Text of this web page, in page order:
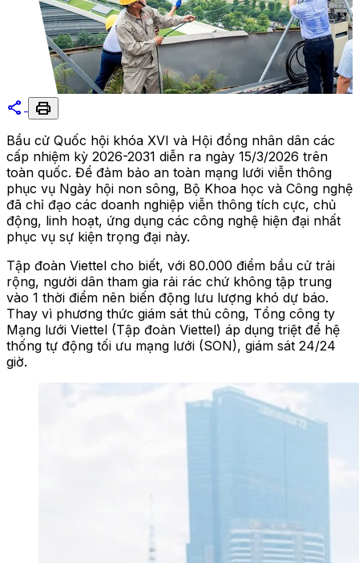
share print
Bầu cử Quốc hội khóa XVI và Hội đồng nhân dân các
cấp nhiệm kỳ 2026-2031 diễn ra ngày 15/3/2026 trên
toàn quốc. Để đảm bảo an toàn mạng lưới viễn thông
phục vụ Ngày hội non sông, Bộ Khoa học và Công nghệ
đã chỉ đạo các doanh nghiệp viễn thông tích cực, chủ
động, linh hoạt, ứng dụng các công nghệ hiện đại nhất
phục vụ sự kiện trọng đại này.
Tập đoàn Viettel cho biết, với 80.000 điểm bầu cử trải
rộng, người dân tham gia rải rác chứ không tập trung
vào 1 thời điểm nên biến động lưu lượng khó dự báo.
Thay vì phương thức giám sát thủ công, Tổng công ty
Mạng lưới Viettel (Tập đoàn Viettel) áp dụng triệt để hệ
thống tự động tối ưu mạng lưới (SON), giám sát 24/24
giờ.